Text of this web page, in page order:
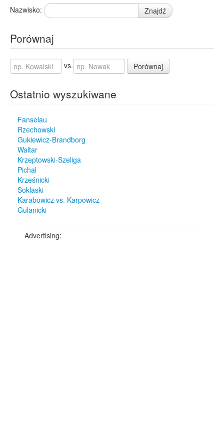
Nazwisko: Znajdź
Porównaj
vs. Porównaj
Ostatnio wyszukiwane
Fanselau
Rzechowski
Gukiewicz-Brandborg
Waltar
Krzeptowski-Szeliga
Pichal
Krześnicki
Soklaski
Karabowicz vs. Karpowicz
Gulanicki
Advertising: